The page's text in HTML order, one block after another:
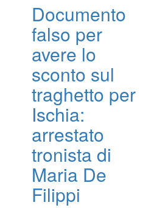
Documento
falso per
avere lo
sconto sul
traghetto per
Ischia:
arrestato
tronista di
Maria De
Filippi